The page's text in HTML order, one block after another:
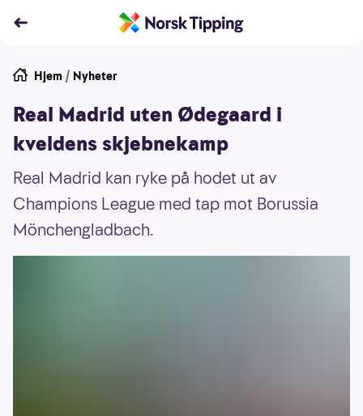
Hjem / Nyheter
Real Madrid uten Ødegaard i
kveldens skjebnekamp
Real Madrid kan ryke på hodet ut av
Champions League med tap mot Borussia
Mönchengladbach.